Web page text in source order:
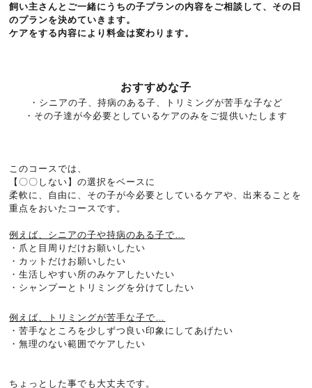
飼い主さんとご一緒にうちの子プランの内容をご相談して、その日
のプランを決めていきます。
ケアをする内容により料金は変わります。
おすすめな子
・シニアの子、持病のある子、トリミングが苦手な子など
・その子達が今必要としているケアのみをご提供いたします
このコースでは、
【〇〇しない】の選択をベースに
柔軟に、自由に、その子が今必要としているケアや、出来ることを
重点をおいたコースです。
例えば、シニアの子や持病のある子で…
・爪と目周りだけお願いしたい
・カットだけお願いしたい
・生活しやすい所のみケアしたいたい
・シャンプーとトリミングを分けてしたい
例えば、トリミングが苦手な子で…
・苦手なところを少しずつ良い印象にしてあげたい
・無理のない範囲でケアしたい
ちょっとした事でも大丈夫です。